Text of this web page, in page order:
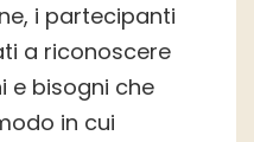
i partecipanti
a riconoscere
e bisogni che
in cui